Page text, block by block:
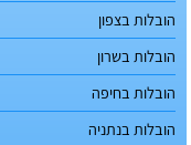
הובלות בצפון
הובלות בשרון
הובלות בחיפה
הובלות בנתניה